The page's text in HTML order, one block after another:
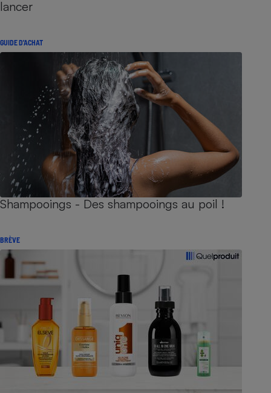
lancer
GUIDE D'ACHAT
Shampooings - Des shampooings au poil !
BRÈVE